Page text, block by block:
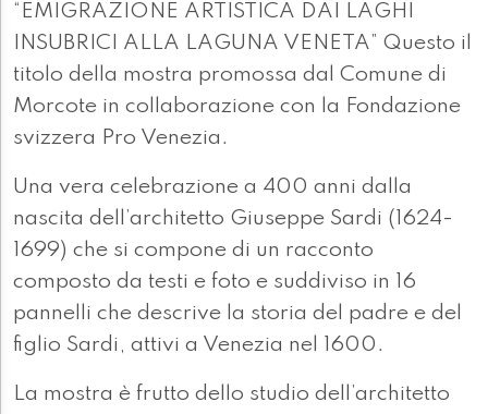
“EMIGRAZIONE ARTISTICA DAI LAGHI
INSUBRICI ALLA LAGUNA VENETA” Questo il
titolo della mostra promossa dal Comune di
Morcote in collaborazione con la Fondazione
svizzera Pro Venezia.
Una vera celebrazione a 400 anni dalla
nascita dell’architetto Giuseppe Sardi (1624-
1699) che si compone di un racconto
composto da testi e foto e suddiviso in 16
pannelli che descrive la storia del padre e del
figlio Sardi, attivi a Venezia nel 1600.
La mostra è frutto dello studio dell’architetto